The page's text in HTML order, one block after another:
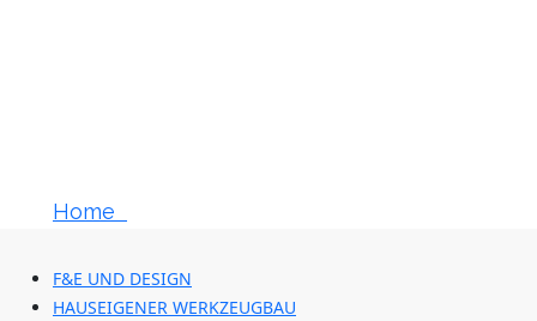
Home
F&E UND DESIGN
HAUSEIGENER WERKZEUGBAU